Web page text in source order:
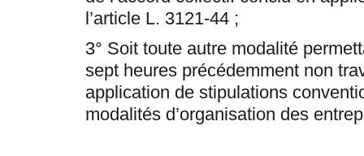
l’article L. 3121-44 ;
3° Soit toute autre modalité
sept heures précédemment non
application de stipulations
modalités d’organisation des